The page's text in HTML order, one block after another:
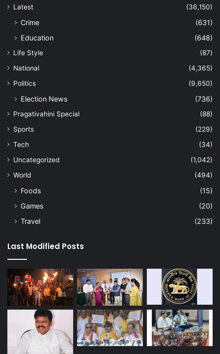
Latest
(36,150)
Crime
(631)
Education
(648)
Life Style
(87)
National
(4,365)
Politics
(9,650)
Election News (736)
Pragativahini Special
(88)
Sports
(229)
Tech
(34)
Uncategorized
(1,042)
World
(494)
Foods
(15)
Games
(20)
Travel
(233)
Last Modified Posts